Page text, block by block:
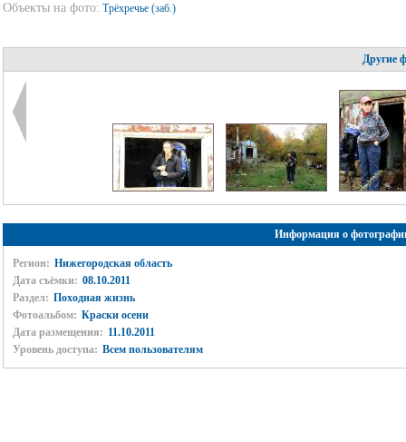
Объекты на фото: Трёхречье (заб.)
Другие
Информация о
Регион: Нижегородская область
Дата съёмки: 08.10.2011
Раздел: Походная жизнь
Фотоальбом: Краски осени
Дата размещения: 11.10.2011
Уровень доступа: Всем пользователям